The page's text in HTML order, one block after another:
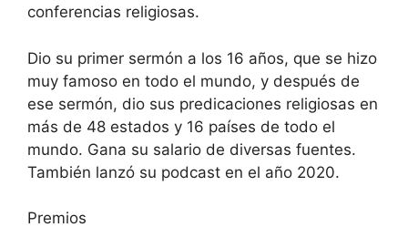
conferencias religiosas.
Dio su primer sermón a los 16 años, que se hizo
muy famoso en todo el mundo, y después de
ese sermón, dio sus predicaciones religiosas en
más de 48 estados y 16 países de todo el
mundo. Gana su salario de diversas fuentes.
También lanzó su podcast en el año 2020.
Premios